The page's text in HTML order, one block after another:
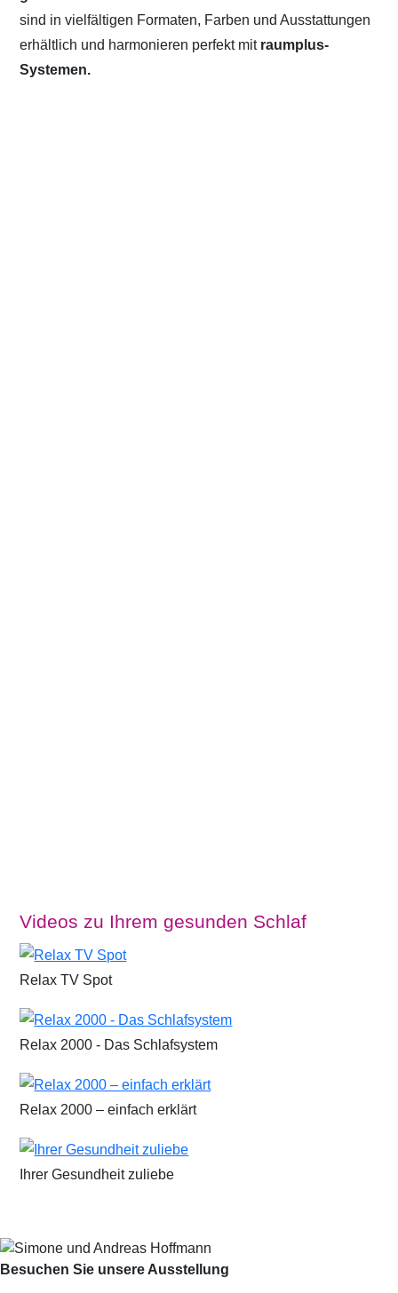
sind in vielfältigen Formaten, Farben und Ausstattungen
erhältlich und harmonieren perfekt mit raumplus-
Systemen.
Videos zu Ihrem gesunden Schlaf
Relax TV Spot
Relax 2000 - Das Schlafsystem
Relax 2000 – einfach erklärt
Ihrer Gesundheit zuliebe
Besuchen Sie unsere Ausstellung